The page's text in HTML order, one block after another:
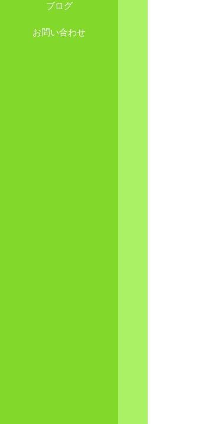
ブログ
お問い合わせ